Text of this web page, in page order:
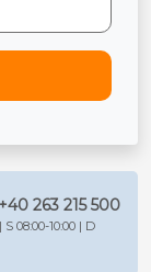
+40 263 215 500
S 08:00-10:00 | D